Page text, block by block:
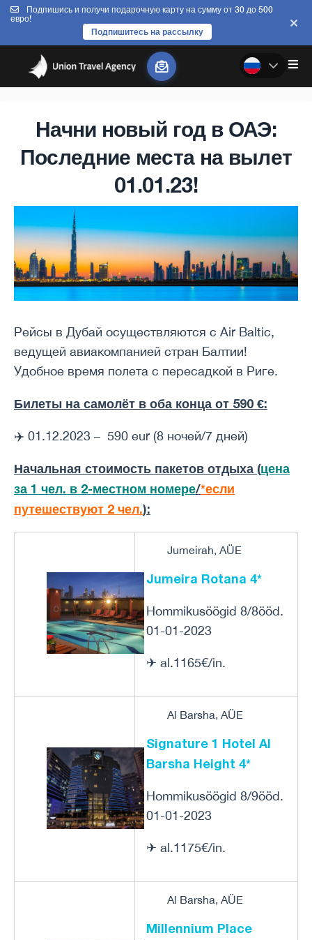
Подпишись и получи подарочную карту на сумму от 30 до 500
евро!
Подпишитесь на рассылку
Начни новый год в ОАЭ:
Последние места на вылет
01.01.23!
Рейсы в Дубай осуществляются с Air Baltic,
ведущей авиакомпанией стран Балтии!
Удобное время полета с пересадкой в ​​Риге.
Билеты на самолёт в оба конца от 590 €:
✈️ 01.12.2023 – 590 eur (8 ночей/7 дней)
Начальная стоимость пакетов отдыха (цена
за 1 чел. в 2-местном номере/*если
путешествуют 2 чел.):
Jumeirah, AÜE
Jumeira Rotana 4*
Hommikusöögid 8/8ööd.
01-01-2023
✈ al.1165€/in.
Al Barsha, AÜE
Signature 1 Hotel Al
Barsha Height 4*
Hommikusöögid 8/9ööd.
01-01-2023
✈ al.1175€/in.
Al Barsha, AÜE
Millennium Place